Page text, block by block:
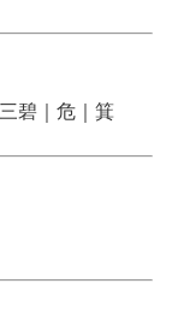
三碧｜危｜箕